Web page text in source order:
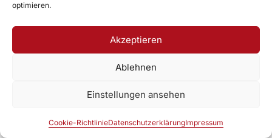
optimieren.
Akzeptieren
Ablehnen
Einstellungen ansehen
Cookie-RichtlinieDatenschutzerklärungImpressum
Zur DAV Webseite